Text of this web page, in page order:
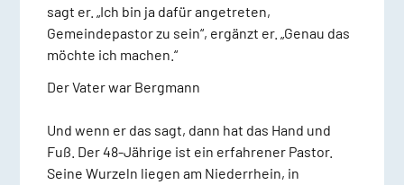
sagt er. „Ich bin ja dafür angetreten,
Gemeindepastor zu sein“, ergänzt er. „Genau das
möchte ich machen.“
Der Vater war Bergmann
Und wenn er das sagt, dann hat das Hand und
Fuß. Der 48-Jährige ist ein erfahrener Pastor.
Seine Wurzeln liegen am Niederrhein, in